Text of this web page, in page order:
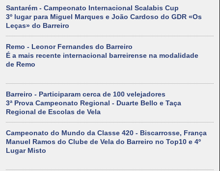
Santarém - Campeonato Internacional Scalabis Cup
3º lugar para Miguel Marques e João Cardoso do GDR «Os
Leças» do Barreiro
Remo - Leonor Fernandes do Barreiro
É a mais recente internacional barreirense na modalidade
de Remo
Barreiro - Participaram cerca de 100 velejadores
3ª Prova Campeonato Regional - Duarte Bello e Taça
Regional de Escolas de Vela
Campeonato do Mundo da Classe 420 - Biscarrosse, França
Manuel Ramos do Clube de Vela do Barreiro no Top10 e 4º
Lugar Misto